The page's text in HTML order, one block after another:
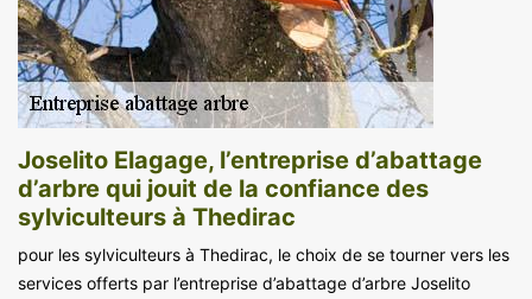
Joselito Elagage, l’entreprise d’abattage
d’arbre qui jouit de la confiance des
sylviculteurs à Thedirac
pour les sylviculteurs à Thedirac, le choix de se tourner vers les
services offerts par l’entreprise d’abattage d’arbre Joselito